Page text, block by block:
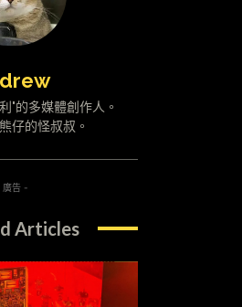
"的多媒體創作人。
仔的怪叔叔。
廣告 -
Articles